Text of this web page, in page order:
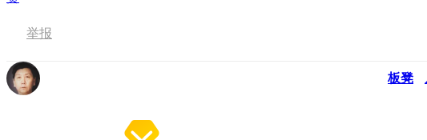
举报
板凳